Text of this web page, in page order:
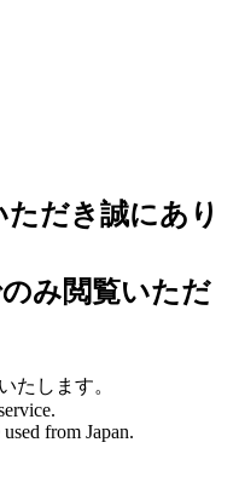
だき誠にあり
み閲覧いただ
たします。
from Japan.